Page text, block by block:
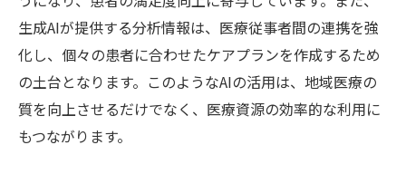
生成AIが提供する分析情報は、医療従事者間の連携を強
化し、個々の患者に合わせたケアプランを作成するため
の土台となります。このようなAIの活用は、地域医療の
質を向上させるだけでなく、医療資源の効率的な利用に
もつながります。